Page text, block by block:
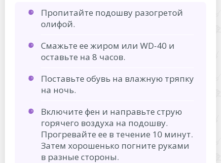
Пропитайте подошву разогретой
олифой.
Смажьте ее жиром или WD-40 и
оставьте на 8 часов.
Поставьте обувь на влажную тряпку
на ночь.
Включите фен и направьте струю
горячего воздуха на подошву.
Прогревайте ее в течение 10 минут.
Затем хорошенько погните руками
в разные стороны.